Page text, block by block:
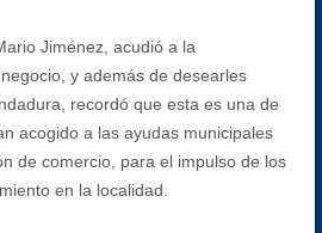
Jiménez, acudió a la
y además de desearles
recordó que esta es una de
acogido a las ayudas municipales
de comercio, para el impulso de los
en la localidad.